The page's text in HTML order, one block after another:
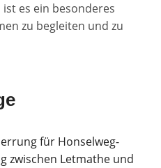
ist es ein besonderes
zu begleiten und zu
für Honselweg-
zwischen Letmathe und